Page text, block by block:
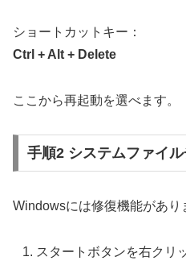
ショートカットキー：
Ctrl + Alt + Delete
ここから再起動を選べます。
手順2 システムファイ
Windowsには修復機能があり
スタートボタンを右クリ